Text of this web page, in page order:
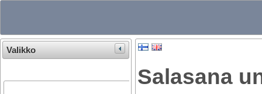
Valikko
Salasana